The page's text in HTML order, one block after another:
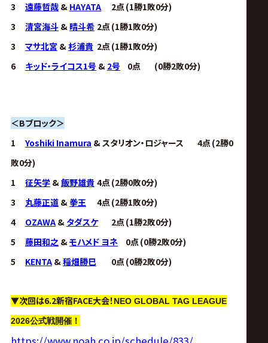
3
遠藤哲哉& HAYATA 2点 (1勝1敗0分)
3
清宮海斗&晴斗希 2点 (1勝1敗0分)
3
マサ北宮 &杉浦貴 2点 (1勝1敗0分)
6
キッド・ライコス1号 & 2号 0点 (0勝2敗0分)
＜Bブロック＞
1
Yoshiki Inamura & スタリオン・ロジャース 4点 (2勝0
敗0分)
1
征矢学&飯野雄貴 4点 (2勝0敗0分)
3
丸藤正道& 拳王 4点 (2勝1敗0分)
4
OZAWA& タダスケ 2点 (1勝2敗0分)
5
藤田和之&モハメド ヨネ 0点 (0勝2敗0分)
5
KENTA&稲畑勝巳 0点 (0勝2敗0分)
▼次回は6.2新宿FACE大会！NEO GLOBAL TAG LEAGUE
2026公式戦開催！